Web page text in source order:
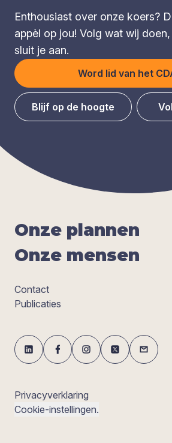
Enthousiast over onze koers?
appèl op jou! Volg wat wij
sluit je aan.
Word lid van het
Blijf op de hoogte
Onze plan­nen
Onze men­sen
Contact
Publicaties
Privacyverklaring
Cookie-instellingen.